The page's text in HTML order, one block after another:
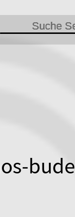
bude